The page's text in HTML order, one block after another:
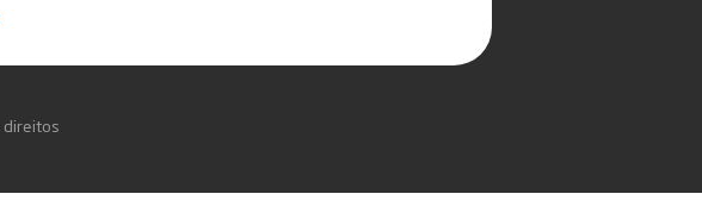
direitos